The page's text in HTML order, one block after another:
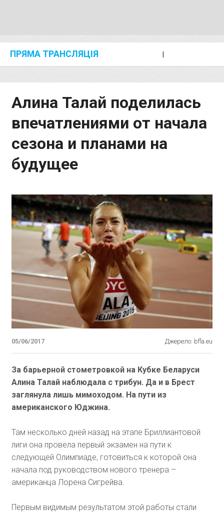
ПРЯМА ТРАНСЛЯЦІЯ I
Алина Талай поделилась
впечатлениями от начала
сезона и планами на
будущее
05/06/2017 Джерело: bfla.eu
За барьерной стометровкой на Кубке Беларуси
Алина Талай наблюдала с трибун. Да и в Брест
заглянула лишь мимоходом. На пути из
американского Юджина.
Там несколько дней назад на этапе Бриллиантовой
лиги она провела первый экзамен на пути к
следующей Олимпиаде, готовиться к которой она
начала под руководством нового тренера –
американца Лорена Сигрейва.
Первым видимым результатом этой работы стали